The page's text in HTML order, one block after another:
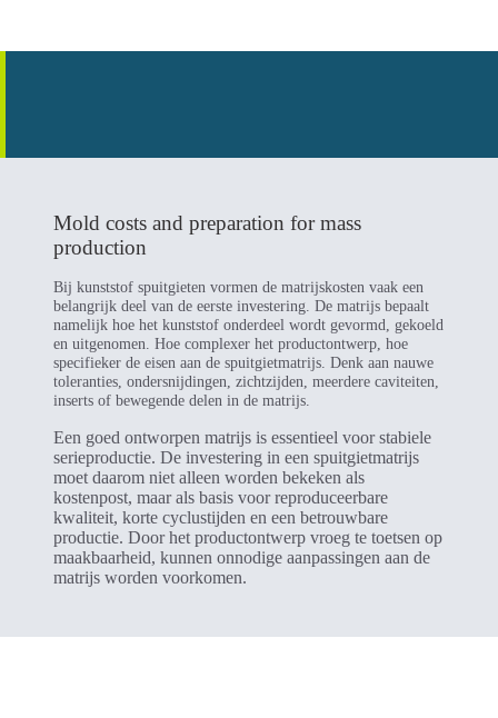
Mold costs and preparation for mass
production
Bij kunststof spuitgieten vormen de matrijskosten vaak een
belangrijk deel van de eerste investering. De matrijs bepaalt
namelijk hoe het kunststof onderdeel wordt gevormd, gekoeld
en uitgenomen. Hoe complexer het productontwerp, hoe
specifieker de eisen aan de spuitgietmatrijs. Denk aan nauwe
toleranties, ondersnijdingen, zichtzijden, meerdere caviteiten,
inserts of bewegende delen in de matrijs.
Een goed ontworpen matrijs is essentieel voor stabiele
serieproductie. De investering in een spuitgietmatrijs
moet daarom niet alleen worden bekeken als
kostenpost, maar als basis voor reproduceerbare
kwaliteit, korte cyclustijden en een betrouwbare
productie. Door het productontwerp vroeg te toetsen op
maakbaarheid, kunnen onnodige aanpassingen aan de
matrijs worden voorkomen.